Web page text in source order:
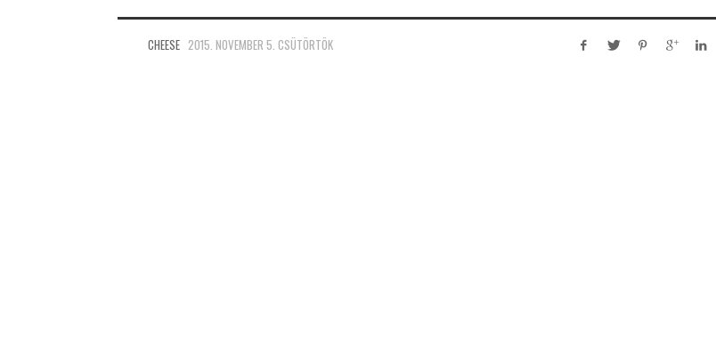
CHEESE 2015. NOVEMBER 5. CSÜTÖRTÖK